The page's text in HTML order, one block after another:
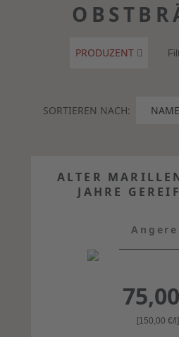
PRODUZENT
SORTIEREN NACH:
ALTER
JAHRE
75,00
[150,00 €/l]